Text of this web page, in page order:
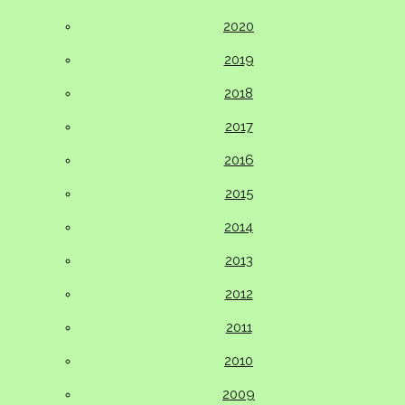
2020
2019
2018
2017
2016
2015
2014
2013
2012
2011
2010
2009